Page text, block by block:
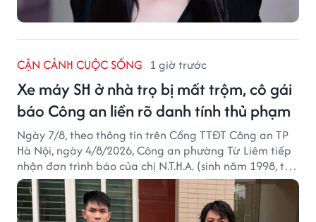
CẬN CẢNH CUỘC SỐNG 1 giờ trước
Xe máy SH ở nhà trọ bị mất trộm, cô gái
báo Công an liền rõ danh tính thủ phạm
Ngày 7/8, theo thông tin trên Cổng TTĐT Công an TP
Hà Nội, ngày 4/8/2026, Công an phường Từ Liêm tiếp
nhận đơn trình báo của chị N.T.H.A. (sinh năm 1998, trú
tại phường Từ Liêm) về việc bị kẻ gian lấy trộm chiếc
xe mô tô Honda SH 125i, tại khu nhà trọ nơi đang sinh
sống.